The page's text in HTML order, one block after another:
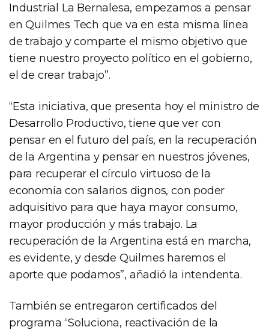
Industrial La Bernalesa, empezamos a pensar
en Quilmes Tech que va en esta misma línea
de trabajo y comparte el mismo objetivo que
tiene nuestro proyecto político en el gobierno,
el de crear trabajo”.
“Esta iniciativa, que presenta hoy el ministro de
Desarrollo Productivo, tiene que ver con
pensar en el futuro del país, en la recuperación
de la Argentina y pensar en nuestros jóvenes,
para recuperar el círculo virtuoso de la
economía con salarios dignos, con poder
adquisitivo para que haya mayor consumo,
mayor producción y más trabajo. La
recuperación de la Argentina está en marcha,
es evidente, y desde Quilmes haremos el
aporte que podamos”, añadió la intendenta.
También se entregaron certificados del
programa “Soluciona, reactivación de la